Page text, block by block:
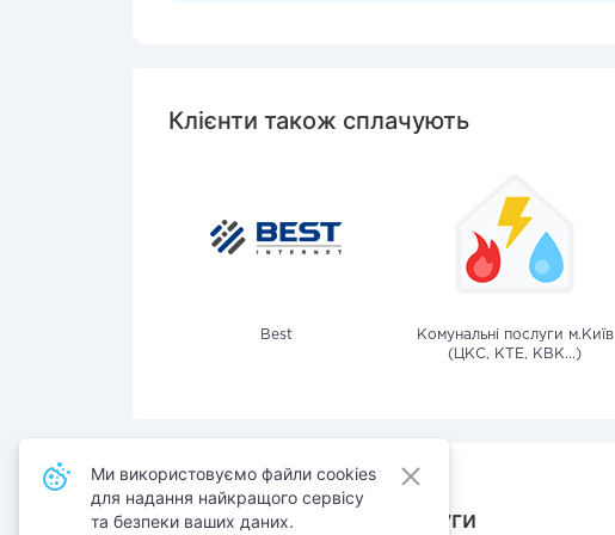
Клієнти також сплачують
Best
Комунальні послуги м.Київ
(ЦКС, КТЕ, КВК...)
Також сплачують послуги
Ми використовуємо файли cookies
для надання найкращого сервісу
та безпеки ваших даних.